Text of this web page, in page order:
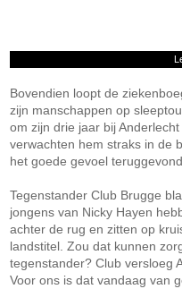
Bovendien loopt de
zijn manschappen op
om zijn drie jaar bij
verwachten hem straks in de
het goede gevoel
Tegenstander Club Brugge
jongens van Nicky Hayen
achter de rug en zitten op
landstitel. Zou dat kunnen
tegenstander? Club versloeg
Voor ons is dat vandaag van